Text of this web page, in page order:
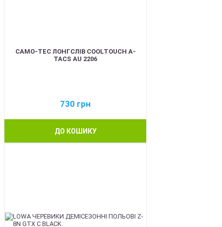
CAMO-TEC ЛОНГСЛІВ COOLTOUCH A-
TACS AU 2206
730 грн
ДО КОШИКУ